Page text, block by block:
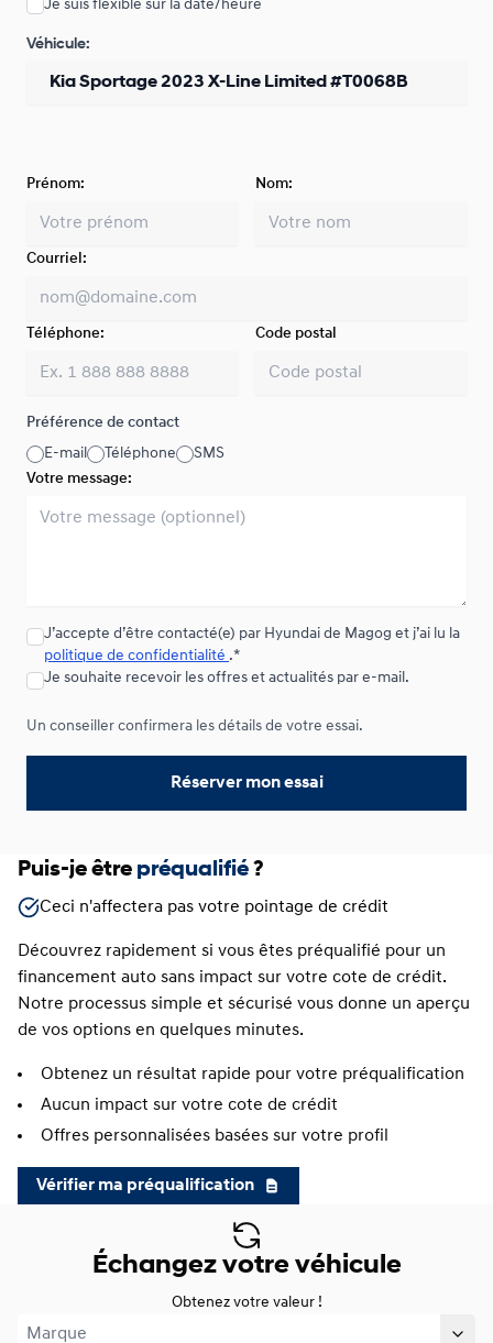
Je suis flexible sur la date/heure
Véhicule:
Prénom: Nom:
Courriel:
Téléphone: Code postal
Préférence de contact
E-mail
Téléphone
SMS
Votre message:
J’accepte d’être contacté(e) par Hyundai de Magog et j’ai lu la
politique de confidentialité .*
Je souhaite recevoir les offres et actualités par e-mail.
Un conseiller confirmera les détails de votre essai.
Réserver mon essai
Puis-je être préqualifié ?
Ceci n'affectera pas votre pointage de crédit
Découvrez rapidement si vous êtes préqualifié pour un
financement auto sans impact sur votre cote de crédit.
Notre processus simple et sécurisé vous donne un aperçu
de vos options en quelques minutes.
Obtenez un résultat rapide pour votre préqualification
Aucun impact sur votre cote de crédit
Offres personnalisées basées sur votre profil
Vérifier ma préqualification
Échangez votre véhicule
Obtenez votre valeur !